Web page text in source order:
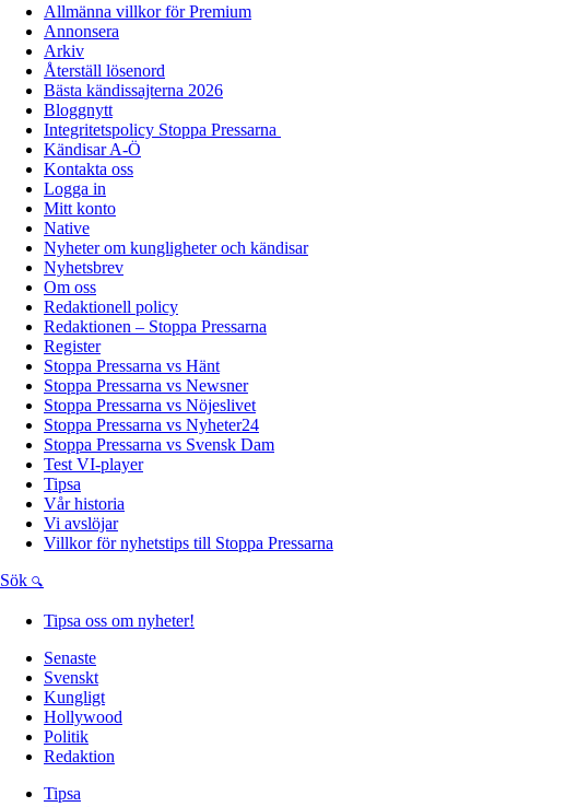
Allmänna villkor för Premium
Annonsera
Arkiv
Återställ lösenord
Bästa kändissajterna 2026
Bloggnytt
Integritetspolicy Stoppa Pressarna
Kändisar A-Ö
Kontakta oss
Logga in
Mitt konto
Native
Nyheter om kungligheter och kändisar
Nyhetsbrev
Om oss
Redaktionell policy
Redaktionen – Stoppa Pressarna
Register
Stoppa Pressarna vs Hänt
Stoppa Pressarna vs Newsner
Stoppa Pressarna vs Nöjeslivet
Stoppa Pressarna vs Nyheter24
Stoppa Pressarna vs Svensk Dam
Test VI-player
Tipsa
Vår historia
Vi avslöjar
Villkor för nyhetstips till Stoppa Pressarna
Sök
Tipsa oss om nyheter!
Senaste
Svenskt
Kungligt
Hollywood
Politik
Redaktion
Tipsa